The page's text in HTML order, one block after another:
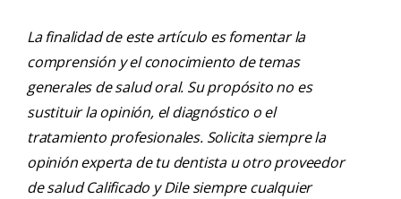
La finalidad de este artículo es fomentar la
comprensión y el conocimiento de temas
generales de salud oral. Su propósito no es
sustituir la opinión, el diagnóstico o el
tratamiento profesionales. Solicita siempre la
opinión experta de tu dentista u otro proveedor
de salud Calificado y Dile siempre cualquier